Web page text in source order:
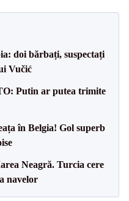
doi bărbați, suspectați
Vučić
Putin ar putea trimite
în Belgia! Gol superb
Neagră. Turcia cere
navelor